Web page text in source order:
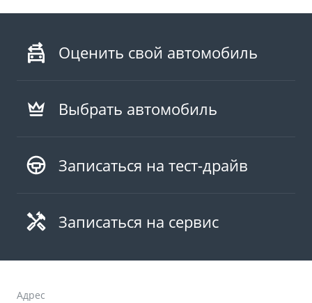
Оценить свой автомобиль
Выбрать автомобиль
Записаться на тест-драйв
Записаться на сервис
Адрес